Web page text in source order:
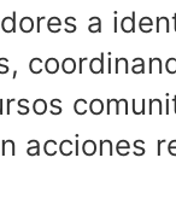
a
acciones